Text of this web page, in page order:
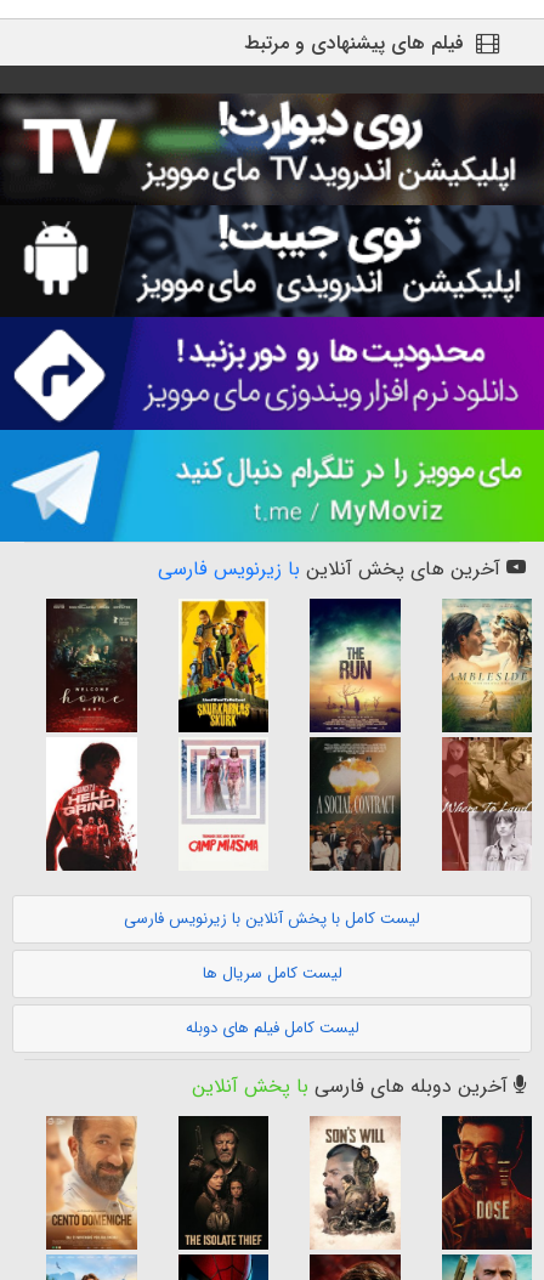
فیلم های پیشنهادی و مرتبط
آخرین های پخش آنلاین با زیرنویس فارسی
لیست کامل با پخش آنلاین با زیرنویس فارسی
لیست کامل سریال ها
لیست کامل فیلم های دوبله
آخرین دوبله های فارسی با پخش آنلاین